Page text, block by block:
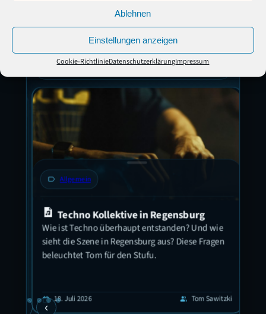
Ablehnen
Einstellungen anzeigen
Cookie-RichtlinieDatenschutzerklärungImpressum
Unsere neuesten Posts zum Hören
und Lesen
Alle Posts
label Allgemein
Techno Kollektive in Regensburg
Wie ist Techno überhaupt entstanden? Und wie
sieht die Szene in Regensburg aus? Diese Fragen
beleuchtet Tom für den Stufu.
calendar_today 18. Juli 2026 group Tom Sawitzki
‹